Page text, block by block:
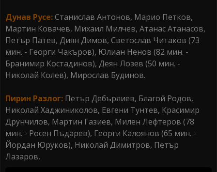
Дунав Русе:Станислав Антонов, Марио Петков,
Мартин Ковачев, Михаил Милчев, Атанас Атанасов,
Петър Патев, Диян Димов, Светослав Читаков (73
мин. - Георги Чакъров), Юлиан Ненов (82 мин. -
Бранимир Костадинов), Деян Лозев (50 мин. -
Николай Колев), Мирослав Будинов.
Пирин Разлог: Петър Дебърлиев, Благой Родов,
Николай Хаджиниколов, Евгени Тунтев, Красимир
Друнчилов, Мартин Газиев, Милен Лефтеров (78
мин. - Росен Пъдарев), Георги Калоянов (65 мин. -
Йордан Юруков), Николай Димитров, Петър
Лазаров,